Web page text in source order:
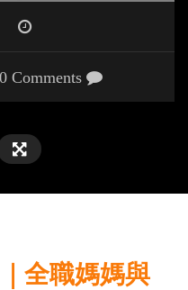
0 Comments
全職媽媽與